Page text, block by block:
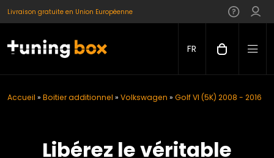
Livraison gratuite en Union Européenne
FR
Accueil » Boitier additionnel » Volkswagen » Golf VI (5K) 2008 - 2016
Libérez le véritable